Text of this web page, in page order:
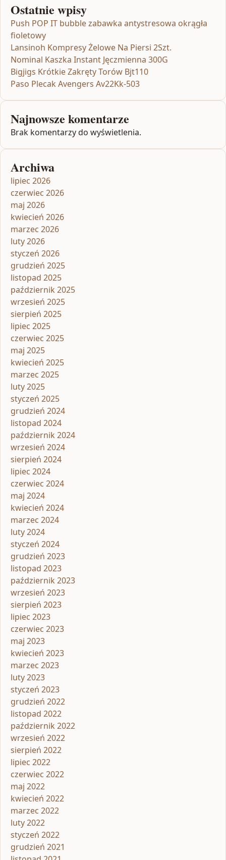
Ostatnie wpisy
Push POP IT bubble zabawka antystresowa okrągła
fioletowy
Lansinoh Kompresy Żelowe Na Piersi 2Szt.
Nominal Kaszka Instant Jęczmienna 300G
Bigjigs Krótkie Zakręty Torów Bjt110
Paso Plecak Avengers Av22Kk-503
Najnowsze komentarze
Brak komentarzy do wyświetlenia.
Archiwa
lipiec 2026
czerwiec 2026
maj 2026
kwiecień 2026
marzec 2026
luty 2026
styczeń 2026
grudzień 2025
listopad 2025
październik 2025
wrzesień 2025
sierpień 2025
lipiec 2025
czerwiec 2025
maj 2025
kwiecień 2025
marzec 2025
luty 2025
styczeń 2025
grudzień 2024
listopad 2024
październik 2024
wrzesień 2024
sierpień 2024
lipiec 2024
czerwiec 2024
maj 2024
kwiecień 2024
marzec 2024
luty 2024
styczeń 2024
grudzień 2023
listopad 2023
październik 2023
wrzesień 2023
sierpień 2023
lipiec 2023
czerwiec 2023
maj 2023
kwiecień 2023
marzec 2023
luty 2023
styczeń 2023
grudzień 2022
listopad 2022
październik 2022
wrzesień 2022
sierpień 2022
lipiec 2022
czerwiec 2022
maj 2022
kwiecień 2022
marzec 2022
luty 2022
styczeń 2022
grudzień 2021